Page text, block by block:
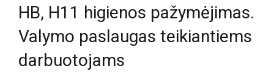
HB, H11 higienos pažymėjimas.
Valymo paslaugas teikiantiems
darbuotojams